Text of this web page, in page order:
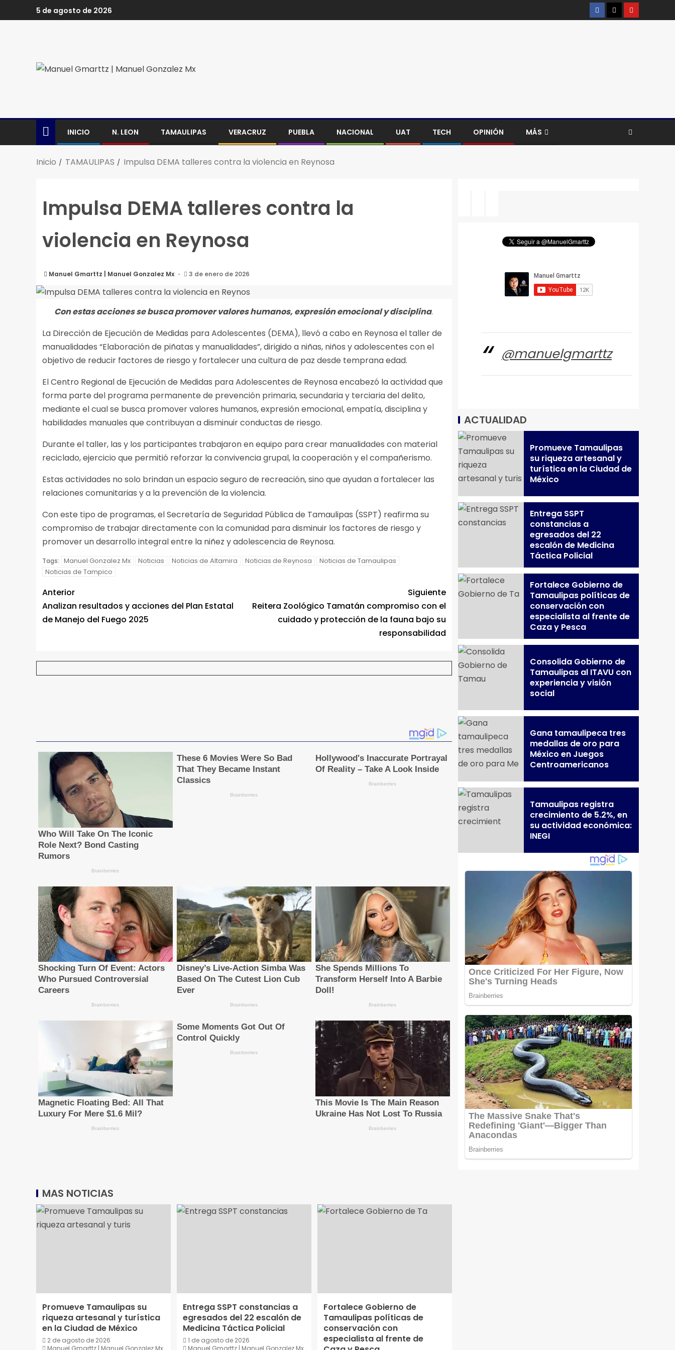
5 de agosto de 2026
INICIO N. LEON TAMAULIPAS VERACRUZ PUEBLA NACIONAL UAT TECH OPINIÓN MÁS
Inicio TAMAULIPAS Impulsa DEMA talleres contra la violencia en Reynosa
Impulsa DEMA talleres contra la
violencia en Reynosa
Manuel Gmarttz | Manuel Gonzalez Mx 3 de enero de 2026
Con estas acciones se busca promover valores humanos, expresión emocional y disciplina.
La Dirección de Ejecución de Medidas para Adolescentes (DEMA), llevó a cabo en Reynosa el taller de
manualidades “Elaboración de piñatas y manualidades”, dirigido a niñas, niños y adolescentes con el
objetivo de reducir factores de riesgo y fortalecer una cultura de paz desde temprana edad.
El Centro Regional de Ejecución de Medidas para Adolescentes de Reynosa encabezó la actividad que
forma parte del programa permanente de prevención primaria, secundaria y terciaria del delito,
mediante el cual se busca promover valores humanos, expresión emocional, empatía, disciplina y
habilidades manuales que contribuyan a disminuir conductas de riesgo.
Durante el taller, las y los participantes trabajaron en equipo para crear manualidades con material
reciclado, ejercicio que permitió reforzar la convivencia grupal, la cooperación y el compañerismo.
Estas actividades no solo brindan un espacio seguro de recreación, sino que ayudan a fortalecer las
relaciones comunitarias y a la prevención de la violencia.
Con este tipo de programas, el Secretaría de Seguridad Pública de Tamaulipas (SSPT) reafirma su
compromiso de trabajar directamente con la comunidad para disminuir los factores de riesgo y
promover un desarrollo integral entre la niñez y adolescencia de Reynosa.
Tags: Manuel Gonzalez Mx Noticias Noticias de Altamira Noticias de Reynosa
Noticias de Tamaulipas
Noticias de Tampico
Anterior
Analizan resultados y acciones del Plan Estatal
de Manejo del Fuego 2025
Siguiente
Reitera Zoológico Tamatán compromiso con el
cuidado y protección de la fauna bajo su
responsabilidad
MAS NOTICIAS
Promueve Tamaulipas su
riqueza artesanal y turística
en la Ciudad de México
2 de agosto de 2026
Entrega SSPT constancias a
egresados del 22 escalón de
Medicina Táctica Policial
1 de agosto de 2026
Fortalece Gobierno de
Tamaulipas políticas de
conservación con
especialista al frente de
@manuelgmarttz
ACTUALIDAD
Promueve Tamaulipas
su riqueza artesanal y
turística en la Ciudad de
México
Entrega SSPT
constancias a
egresados del 22
escalón de Medicina
Táctica Policial
Fortalece Gobierno de
Tamaulipas políticas de
conservación con
especialista al frente de
Caza y Pesca
Consolida Gobierno de
Tamaulipas al ITAVU con
experiencia y visión
social
Gana tamaulipeca tres
medallas de oro para
México en Juegos
Centroamericanos
Tamaulipas registra
crecimiento de 5.2%, en
su actividad económica:
INEGI